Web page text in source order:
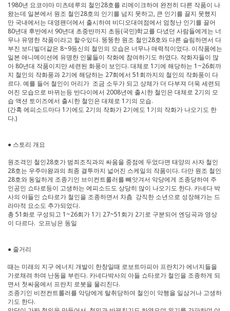
1980년 요코야마 미츠테루의 철인28호를 리메이크하여 완전히 다른 작품이 나
왔는데 일본에서 원조 철인28호의 인기를 넘지 못하고, 큰 인기를 끌지 못했지
만 국내에서는 대영팬더에서 출시하여 비디오대여점에서 엄청난 인기를 끌어
80년대 후반에서 90년대 초중반까지 초등(국민)학교를 다녔던 사람들에게는 너
무나 유명한 작품이라고 할수있다. 뚱뚱한 원조 철인28호와 다른 슬림하면서 다
부진 보디빌더같은 8~9등신의 철인의 모습은 너무나 매력적이었다. 이작품에는
일본 애니메이션에 유명한 인물들이 작화에 참여하기도 하였다. 작화자들이 많
아 80년대 작품이지만 세련된 화풍이 보인다. 대체로 1기에 해당하는 1~26회까
지 철인의 작화풍과 2기에 해당하는 27회에서 51회까지의 철인의 작화풍이 다
르다. 예를 들어 철인이 머리가 조금 소두가 되고 상체가 더 다부져 더욱 세련되
어진 모습으로 바뀌는등 반다이에서 2008년에 출시한 철인은 대체로 2기의 모
습 액션 토이즈에서 출시한 철인은 대체로 1기의 모습.
(간혹 에피소드마다 1기에도 2기의 작화가 2기에도 1기의 작화가 나오기도 한
다.)
● 스토리 개요
원조격인 철인28호가 범죄조직과의 싸움을 중점에 두었다면 태양의 사자 철인
28호는 우주마왕과의 최종 결투까지 넓어진 스케일의 작품이다. 다만 원조 철인
28호와 동일하게 조종기인 브이컨트롤러를 빼앗겨서 악당에게 조종당하여 주
인공인 쇼타로등이 고생하는 에피소드도 상당히 많이 나오기도 한다. 카네다 박
사의 아들인 쇼타로가 철인을 조종하면서 차츰 강직한 소년으로 성장해가는 드
라마적 요소도 추가되었다.
총 51화로 구성되고 1~26회가 1기 27~51회가 2기로 구분되어 엔딩곡과 영상
이 다르다. 오프닝은 동일
● 줄거리
때는 미래의 지구 에너지 개발이 한창일때 로보트마피아 프란치가 에너지들을
가로채려 하며 난동을 부린다. 카네다박사의 아들 쇼타로가 철인을 조종하게 되
면서 첫싸움에서 프란치 로봇을 물리친다.
조종기인 비전컨트롤러를 악당에게 탈취당하여 철인이 악행을 일삼거나 고생하
기도 한다.